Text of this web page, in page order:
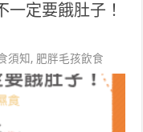
一定要餓肚子！
須知, 肥胖毛孩飲食